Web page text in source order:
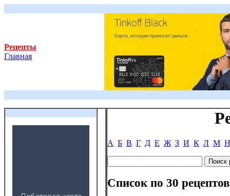
Рецепты
Главная
А Б В Г Д Е Ж З И К Л М Н
Список по 30